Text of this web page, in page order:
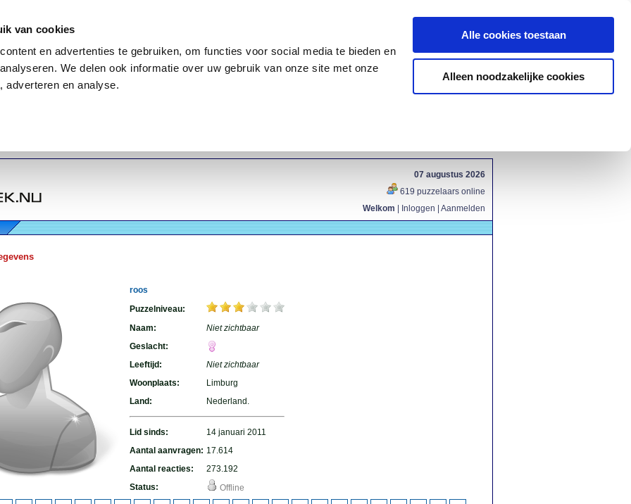
van cookies
en advertenties te gebruiken, om functies voor social media te bieden en
We delen ook informatie over uw gebruik van onze site met onze
adverteren en analyse.
Alle cookies toestaan
Alleen noodzakelijke cookies
07 augustus 2026
619 puzzelaars online
Welkom
Inloggen Aanmelden
roos
Puzzelniveau:
Naam:
Niet zichtbaar
Geslacht:
Leeftijd:
Niet zichtbaar
Woonplaats:
Limburg
Land:
Nederland.
Lid sinds:
14 januari 2011
Aantal aanvragen: 17.614
Aantal reacties:
273.192
Status:
Offline